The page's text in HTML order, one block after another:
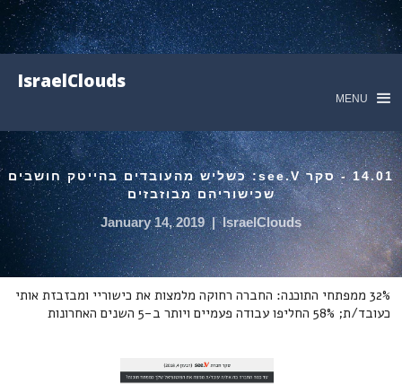
IsraelClouds
MENU
14.01 - סקר see.V: כשליש מהעובדים בהייטק חושבים
שכישוריהם מבוזבזים
IsraelClouds
|
January 14, 2019
32% ממפתחי התוכנה: החברה רחוקה מלמצות את כישוריי ומבזבזת אותי
כעובד/ת; 58% החליפו עבודה פעמיים ויותר ב-5 השנים האחרונות